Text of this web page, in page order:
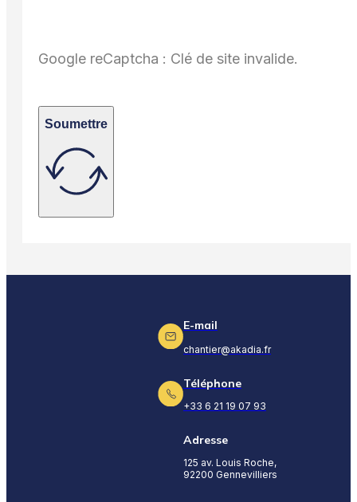
Google reCaptcha : Clé de site invalide.
Soumettre
E-mail
chantier@akadia.fr
Téléphone
+33 6 21 19 07 93
Adresse
125 av. Louis Roche,
92200 Gennevilliers